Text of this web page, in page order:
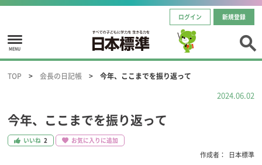
ログイン 新規登録
MENU
TOP 会長の日記帳 今年、ここまでを振り返って
今年、ここまでを振り返って
2024.06.02
いいね 2 お気に入りに追加
作成者： 日本標準